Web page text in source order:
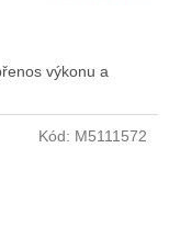
výkonu a
Kód: M5111572